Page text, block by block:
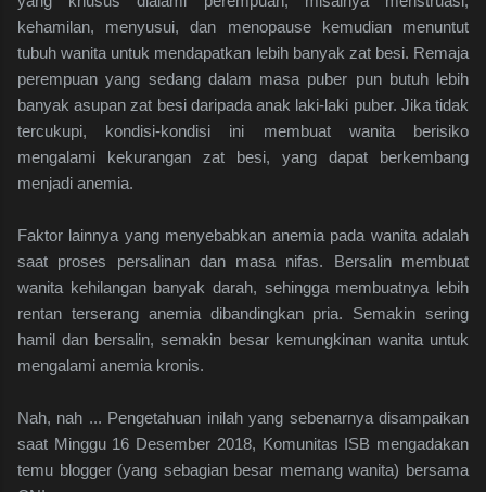
kehamilan, menyusui, dan menopause kemudian menuntut
tubuh wanita untuk mendapatkan lebih banyak zat besi. Remaja
perempuan yang sedang dalam masa puber pun butuh lebih
banyak asupan zat besi daripada anak laki-laki puber. Jika tidak
tercukupi, kondisi-kondisi ini membuat wanita berisiko
mengalami kekurangan zat besi, yang dapat berkembang
menjadi anemia.
Faktor lainnya yang menyebabkan anemia pada wanita adalah
saat proses persalinan dan masa nifas. Bersalin membuat
wanita kehilangan banyak darah, sehingga membuatnya lebih
rentan terserang anemia dibandingkan pria. Semakin sering
hamil dan bersalin, semakin besar kemungkinan wanita untuk
mengalami anemia kronis.
Nah, nah ... Pengetahuan inilah yang sebenarnya disampaikan
saat Minggu 16 Desember 2018, Komunitas ISB mengadakan
temu blogger (yang sebagian besar memang wanita) bersama